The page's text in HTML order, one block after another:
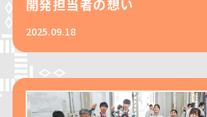
開発担当者の想い
2025.09.18